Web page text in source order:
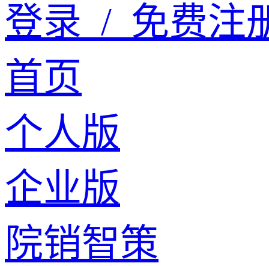
登录 / 免费注
首页
个人版
企业版
院销智策